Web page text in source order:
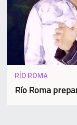
RÍO ROMA
Río Roma